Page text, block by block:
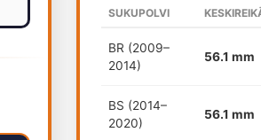
SUKUPOLVI
BR (2009–
2014)
56.1 mm
BS (2014–
2020)
56.1 mm